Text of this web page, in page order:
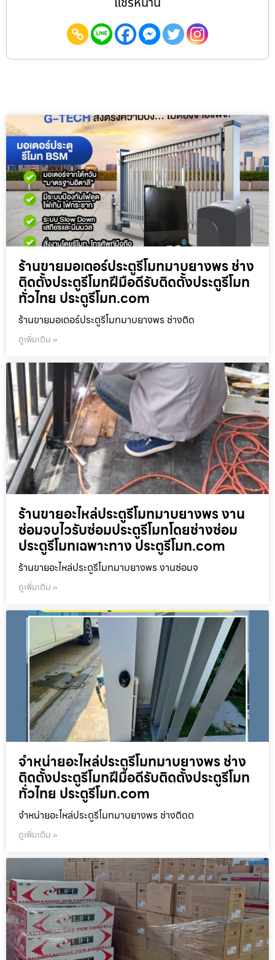
ร้านขายมอเตอร์ประตูรีโมทมาบยางพร ช่าง
ติดตั้งประตูรีโมทฝีมือดีรับติดตั้งประตูรีโมท
ทั่วไทย ประตูรีโมท.com
ร้านขายมอเตอร์ประตูรีโมทมาบยางพร ช่างติด
ดูเพิ่มเติม »
ร้านขายอะไหล่ประตูรีโมทมาบยางพร งาน
ซ่อมจบไวรับซ่อมประตูรีโมทโดยช่างซ่อม
ประตูรีโมทเฉพาะทาง ประตูรีโมท.com
ร้านขายอะไหล่ประตูรีโมทมาบยางพร งานซ่อมจ
ดูเพิ่มเติม »
จำหน่ายอะไหล่ประตูรีโมทมาบยางพร ช่าง
ติดตั้งประตูรีโมทฝีมือดีรับติดตั้งประตูรีโมท
ทั่วไทย ประตูรีโมท.com
จำหน่ายอะไหล่ประตูรีโมทมาบยางพร ช่างติดต
ดูเพิ่มเติม »